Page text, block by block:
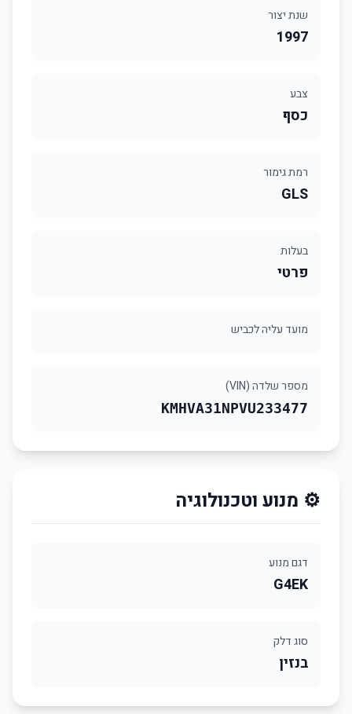
שנת יצור
1997
צבע
כסף
רמת גימור
GLS
בעלות
פרטי
מועד עליה לכביש
מספר שלדה (VIN)
KMHVA31NPVU233477
⚙️ מנוע וטכנולוגיה
דגם מנוע
G4EK
סוג דלק
בנזין